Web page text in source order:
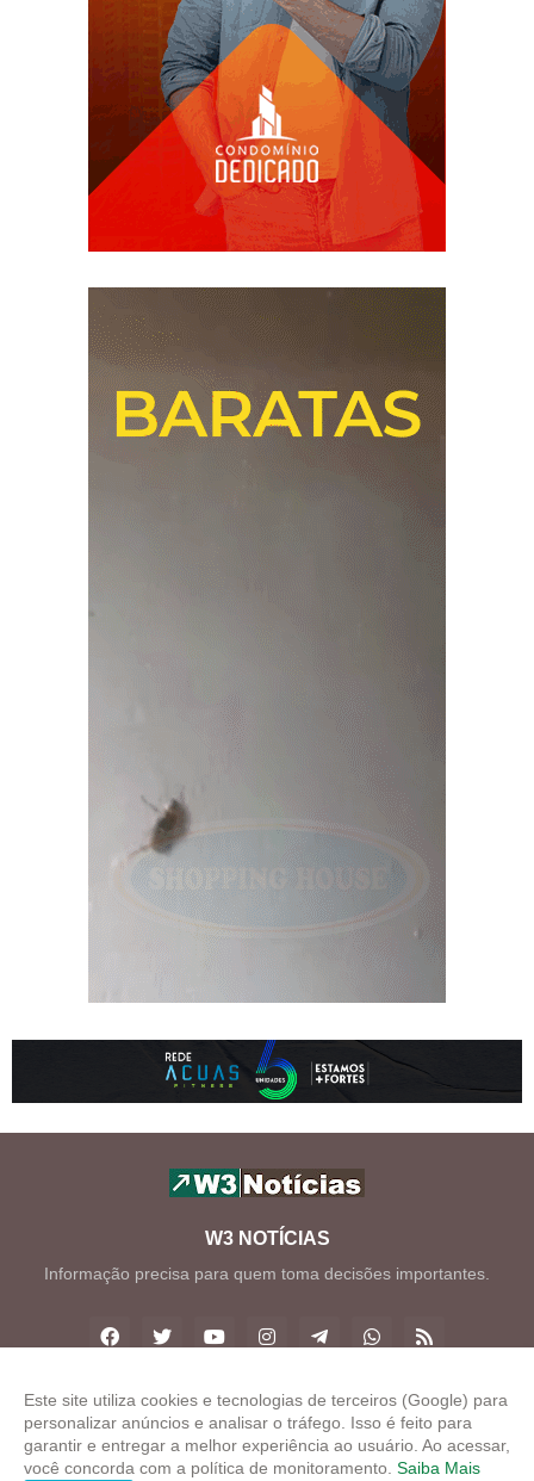
W3 NOTÍCIAS
Informação precisa para quem toma decisões importantes.
Copyright ©2026W3 Notícias
INÍCIO SOBRE CONTATO LGPD EXPEDIENTE
Este site utiliza cookies e tecnologias de terceiros (Google) para
personalizar anúncios e analisar o tráfego. Isso é feito para
garantir e entregar a melhor experiência ao usuário. Ao acessar,
você concorda com a política de monitoramento. Saiba Mais